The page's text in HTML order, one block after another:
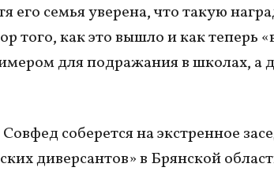
его семья уверена, что такую
того, как это вышло и как теперь
для подражания в школах, а
соберется на экстренное
диверсантов» в Брянской